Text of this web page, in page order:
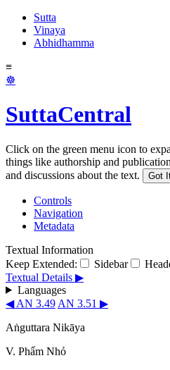
Sutta
Vinaya
Abhidhamma
≡
☸
SuttaCentral
Click on the green menu icon to
things like authorship and
and discussions about the text.
Got
Controls
Navigation
Metadata
Textual Information
Keep Extended:
Sidebar
Textual Details ▶
Languages
◀ AN 3.49 AN 3.51 ▶
Aṅguttara Nikāya
V. Phẩm Nhỏ